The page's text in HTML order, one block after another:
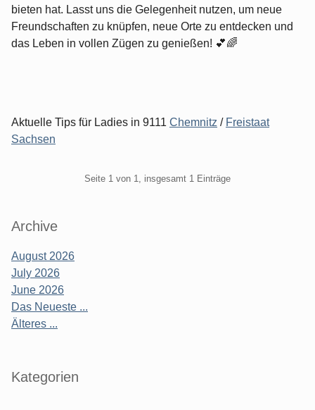
bieten hat. Lasst uns die Gelegenheit nutzen, um neue
Freundschaften zu knüpfen, neue Orte zu entdecken und
das Leben in vollen Zügen zu genießen! 💕🌈
Aktuelle Tips für Ladies in 9111 Chemnitz / Freistaat
Sachsen
Seite 1 von 1, insgesamt 1 Einträge
Seitenleiste
Archive
August 2026
July 2026
June 2026
Das Neueste ...
Älteres ...
Kategorien